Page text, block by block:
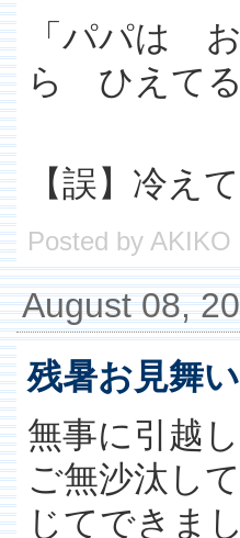
「パパは
ら ひえてる
【誤】冷
Posted by AKIKO
August 08,
残暑お見舞
無事に引越
ご無沙汰し
じてできま